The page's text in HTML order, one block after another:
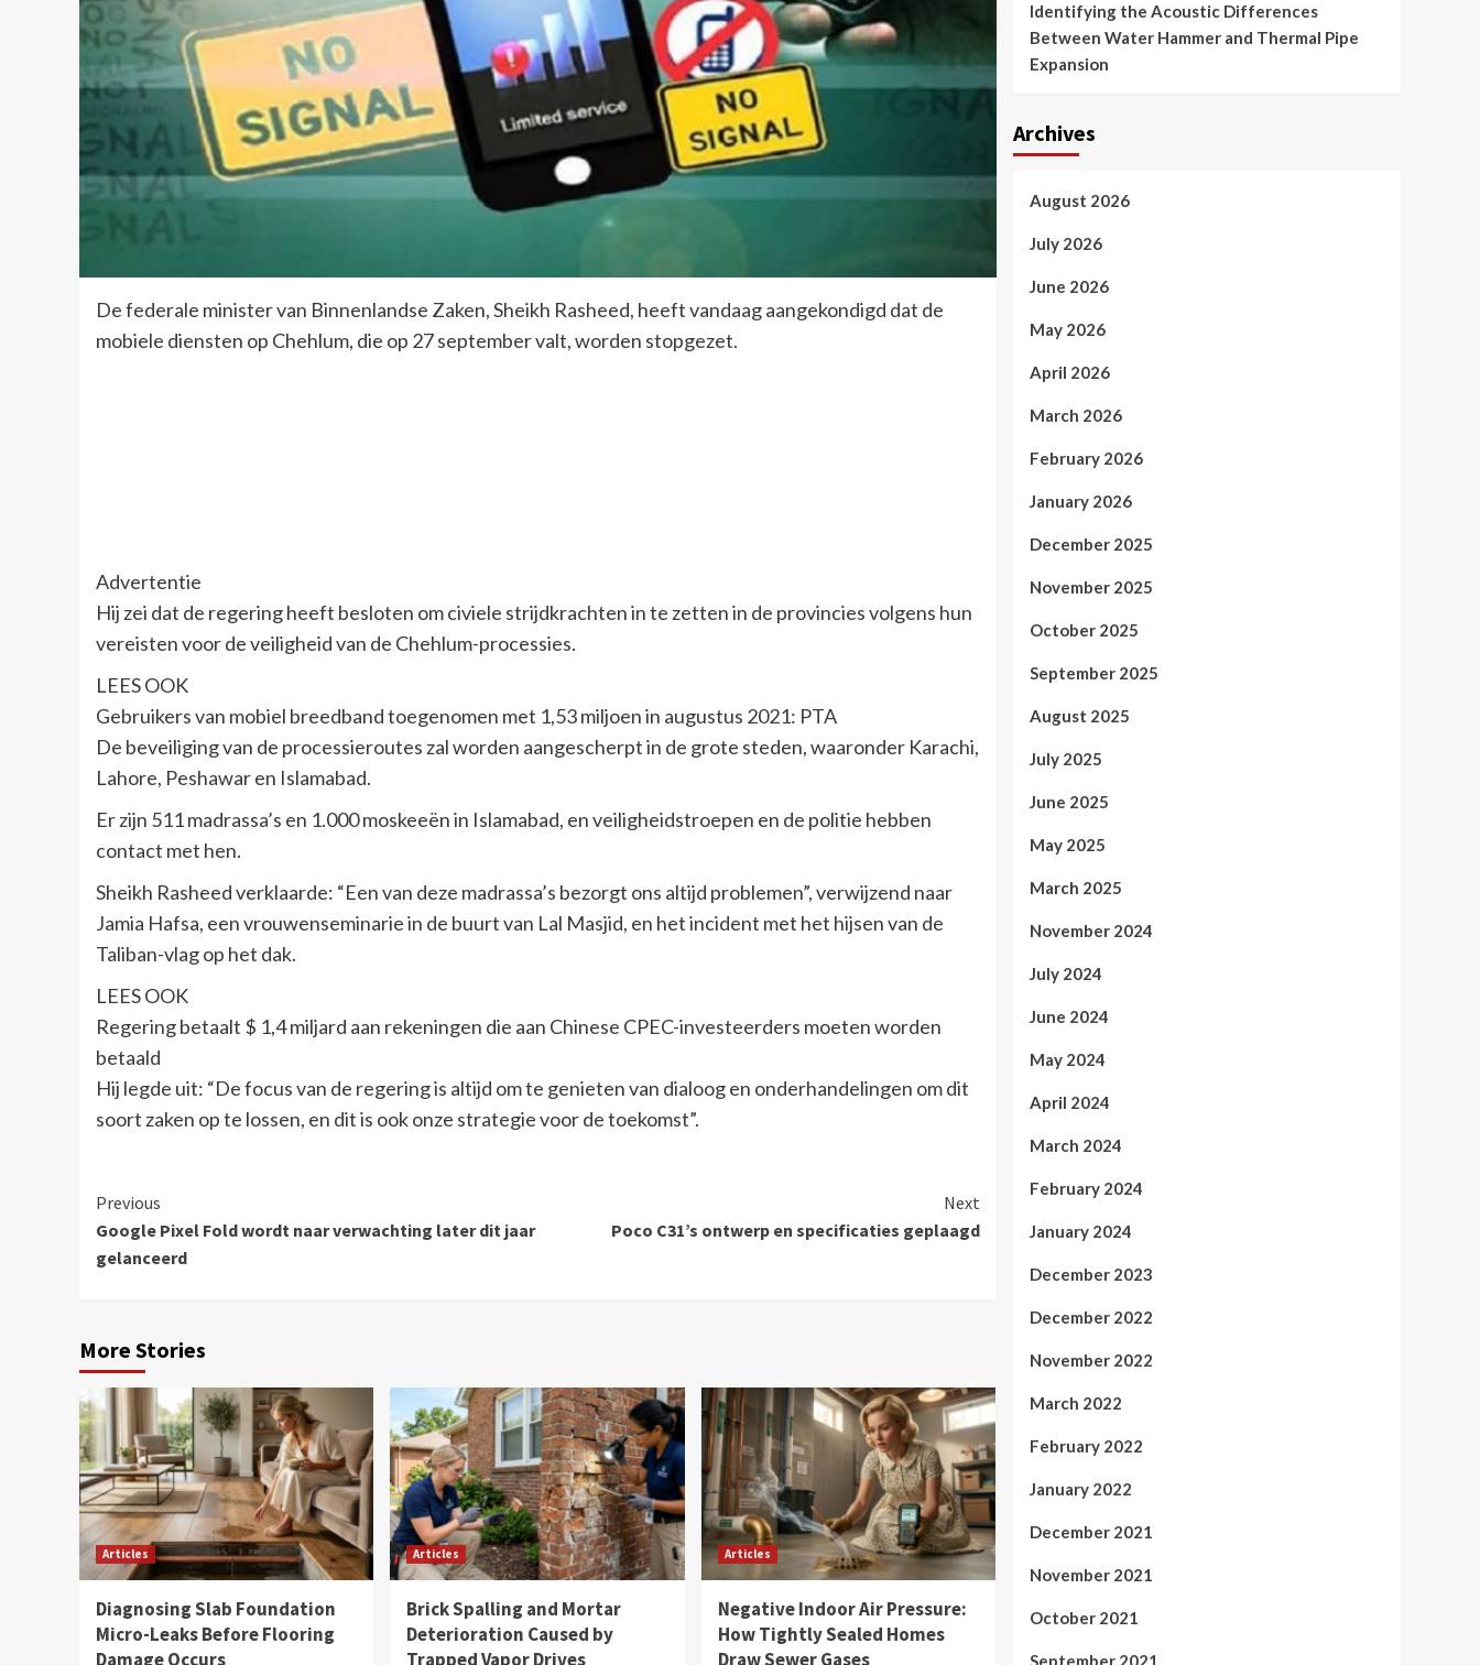
De federale minister van Binnenlandse Zaken, Sheikh Rasheed, heeft vandaag aangekondigd dat de
mobiele diensten op Chehlum, die op 27 september valt, worden stopgezet.
Advertentie
Hij zei dat de regering heeft besloten om civiele strijdkrachten in te zetten in de provincies volgens hun
vereisten voor de veiligheid van de Chehlum-processies.
LEES OOK
Gebruikers van mobiel breedband toegenomen met 1,53 miljoen in augustus 2021: PTA
De beveiliging van de processieroutes zal worden aangescherpt in de grote steden, waaronder Karachi,
Lahore, Peshawar en Islamabad.
Er zijn 511 madrassa’s en 1.000 moskeeën in Islamabad, en veiligheidstroepen en de politie hebben
contact met hen.
Sheikh Rasheed verklaarde: “Een van deze madrassa’s bezorgt ons altijd problemen”, verwijzend naar
Jamia Hafsa, een vrouwenseminarie in de buurt van Lal Masjid, en het incident met het hijsen van de
Taliban-vlag op het dak.
LEES OOK
Regering betaalt $ 1,4 miljard aan rekeningen die aan Chinese CPEC-investeerders moeten worden
betaald
Hij legde uit: “De focus van de regering is altijd om te genieten van dialoog en onderhandelingen om dit
soort zaken op te lossen, en dit is ook onze strategie voor de toekomst”.
Continue
Reading
Previous
Google Pixel Fold wordt naar verwachting later dit jaar
gelanceerd
Next
Poco C31’s ontwerp en specificaties geplaagd
More Stories
Articles
Diagnosing Slab Foundation
Micro-Leaks Before Flooring
Damage Occurs
Articles
Brick Spalling and Mortar
Deterioration Caused by
Trapped Vapor Drives
Articles
Negative Indoor Air Pressure:
How Tightly Sealed Homes
Draw Sewer Gases
Identifying the Acoustic Differences
Between Water Hammer and Thermal Pipe
Expansion
Archives
August 2026
July 2026
June 2026
May 2026
April 2026
March 2026
February 2026
January 2026
December 2025
November 2025
October 2025
September 2025
August 2025
July 2025
June 2025
May 2025
March 2025
November 2024
July 2024
June 2024
May 2024
April 2024
March 2024
February 2024
January 2024
December 2023
December 2022
November 2022
March 2022
February 2022
January 2022
December 2021
November 2021
October 2021
September 2021